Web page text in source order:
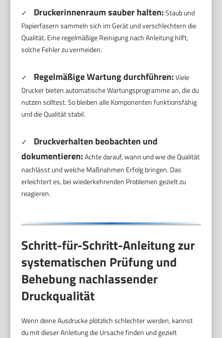
✓ Druckerinnenraum sauber halten:Staub und
Papierfasern sammeln sich im Gerät und verschlechtern die
Qualität. Eine regelmäßige Reinigung nach Anleitung hilft,
solche Fehler zu vermeiden.
✓ Regelmäßige Wartung durchführen:Viele
Drucker bieten automatische Wartungsprogramme an, die du
nutzen solltest. So bleiben alle Komponenten funktionsfähig
und die Qualität stabil.
✓
Druckverhalten beobachten und
dokumentieren:Achte darauf, wann und wie die Qualität
nachlässt und welche Maßnahmen Erfolg bringen. Das
erleichtert es, bei wiederkehrenden Problemen gezielt zu
reagieren.
Schritt-für-Schritt-Anleitung zur
systematischen Prüfung und
Behebung nachlassender
Druckqualität
Wenn deine Ausdrucke plötzlich schlechter werden, kannst
du mit dieser Anleitung die Ursache finden und gezielt